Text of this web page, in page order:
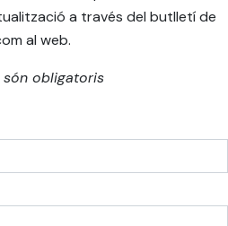
a través del butlletí de
al web.
obligatoris